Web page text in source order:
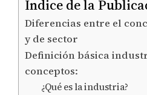
Índice de la
Diferencias entre el
y de sector
Definición básica
conceptos:
¿Qué es la industria?